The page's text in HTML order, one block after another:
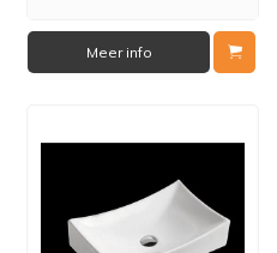
Meer info